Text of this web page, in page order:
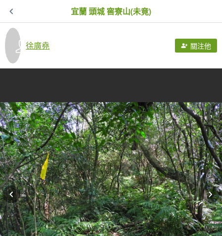
宜蘭 頭城 窖寮山(未竟)
徐廣堯 關注他